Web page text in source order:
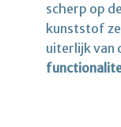
scherp op
kunststof
uiterlijk van